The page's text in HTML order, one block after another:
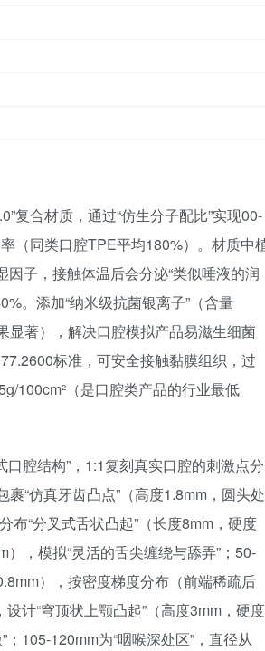
复合材质，通过“仿生分子配比”实现00-
（同类口腔TPE平均180%）。材质中
因子，接触体温后会分泌“类似唾液的润
。添加“纳米级抗菌银离子”（含量
显著），解决口腔模拟产品易滋生细菌
标准，可安全接触黏膜组织，过
100cm²（是口腔类产品的行业最低
口腔结构”，1:1复刻真实口腔的刺激点分
裹“仿真牙齿凸点”（高度1.8mm，圆头处
布“分叉式舌状凸起”（长度8mm，硬度
，模拟“灵活的舌尖缠绕与舔弄”；50-
），按密度梯度分布（前端稀疏后
计“穹顶状上颚凸起”（高度3mm，硬度
105-120mm为“咽喉深处区”，直径从